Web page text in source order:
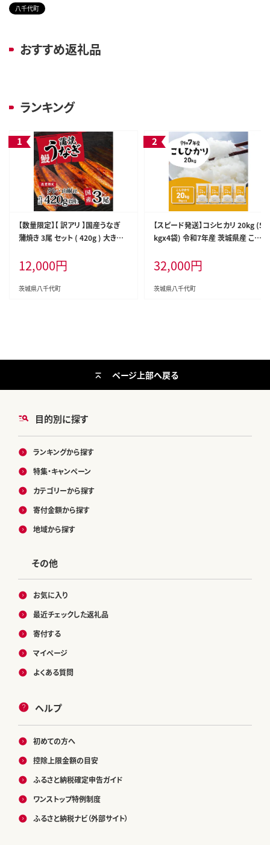
八千代町
おすすめ返礼品
ランキング
【数量限定】【 訳アリ 】国産うなぎ
蒲焼き 3尾 セット ( 420g ) 大きさ
ふぞろい 不揃い うな重 ひつまぶし
人気 茨城 八千代町 ふるさと納税
冷凍 [SF951ya]
12,000円
茨城県八千代町
【スピード発送】コシヒカリ 20kg (5
kgx4袋) 令和7年産 茨城県産 こし
お米 米 [RA088yai]
32,000円
茨城県八千代町
目的別に探す
ランキングから探す
特集・キャンペーン
カテゴリーから探す
寄付金額から探す
地域から探す
その他
お気に入り
最近チェックした返礼品
寄付する
マイページ
よくある質問
ヘルプ
初めての方へ
控除上限金額の目安
ふるさと納税確定申告ガイド
ワンストップ特例制度
ふるさと納税ナビ（外部サイト）
ページ上部へ戻る